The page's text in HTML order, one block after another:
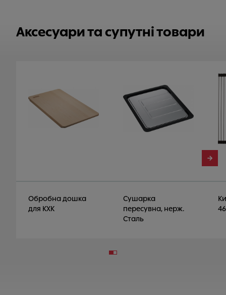
Аксесуари та супутні товари
Обробна дошка
для KXK
Сушарка
пересувна, нерж.
Сталь